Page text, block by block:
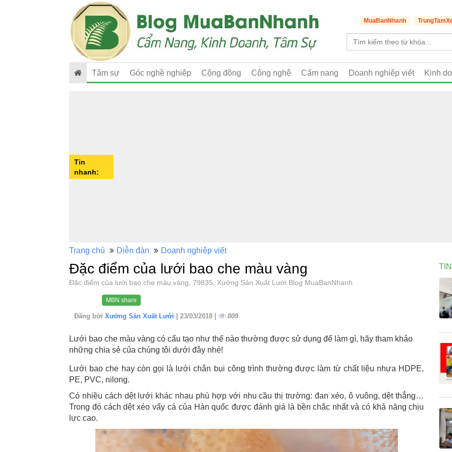
MuaBanNhanh
Tâm sự Góc nghề nghiệp Cộng đồng Công nghệ Cẩm nang Doanh nghiệp viết Kinh
Tin
nhanh:
Trang chủ Diễn đàn Doanh nghiệp viết
Đặc điểm của lưới bao che màu vàng
Đặc điểm của lưới bao che màu vàng, 79835, Xưởng Sản Xuất Lưới Blog MuaBanNhanh
MBN share
Đăng bởi Xưởng Sản Xuất Lưới | 23/03/2018 | 809
Lưới bao che màu vàng có cấu tạo như thế nào thường được sử dụng để làm gì, hãy tham khảo
những chia sẻ của chúng tôi dưới đây nhé!
Lưới bao che hay còn gọi là lưới chắn bụi công trình thường được làm từ chất liệu nhựa HDPE,
PE, PVC, nilong.
Có nhiều cách dệt lưới khác nhau phù hợp với nhu cầu thị trường: đan xéo, ô vuông, dệt thẳng…
Trong đó cách dệt xéo vẩy cá của Hàn quốc được đánh giá là bền chắc nhất và có khả năng chịu
lực cao.